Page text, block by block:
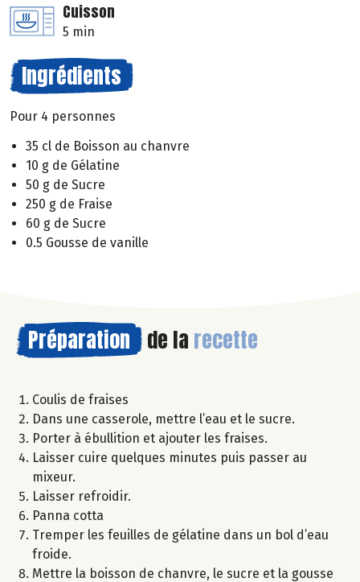
Cuisson
5 min
Ingrédients
Pour 4 personnes
35 cl de Boisson au chanvre
10 g de Gélatine
50 g de Sucre
250 g de Fraise
60 g de Sucre
0.5 Gousse de vanille
Préparation de la recette
Coulis de fraises
Dans une casserole, mettre l’eau et le sucre.
Porter à ébullition et ajouter les fraises.
Laisser cuire quelques minutes puis passer au
mixeur.
Laisser refroidir.
Panna cotta
Tremper les feuilles de gélatine dans un bol d’eau
froide.
Mettre la boisson de chanvre, le sucre et la gousse